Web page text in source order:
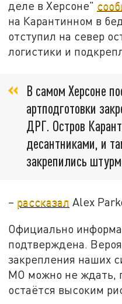
деле в Херсоне"
на Карантинном в
отступил на север
логистики и
В самом Херсоне
артподготовки
ДРГ. Остров
десантниками, и
закрепились
– рассказал Alex
Официально
подтверждена.
закрепления наших
МО можно не ждать,
остаётся высоким